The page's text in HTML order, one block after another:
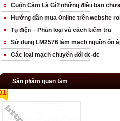
Cuộn Cảm Là Gì? những điều bạn
Hướng dẫn mua Online trên website
Tụ điện – Phân loại và cách kiểm tra
Sử dụng LM2576 làm mạch nguồn ổn
Các loại mạch chuyển đổi dc-dc
Sản phẩm quan tâm